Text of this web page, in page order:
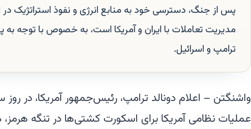
پس از جنگ، دسترسی خود به منابع انرژی و نفوذ استراتژیک
مدیریت تعاملات با ایران و آمریکا است، به خصوص با توجه
ترامپ و اسرائیل.
واشنگتن – اعلام دونالد ترامپ، رئیس‌جمهور آمریکا، در
عملیات نظامی آمریکا برای اسکورت کشتی‌ها در تنگه